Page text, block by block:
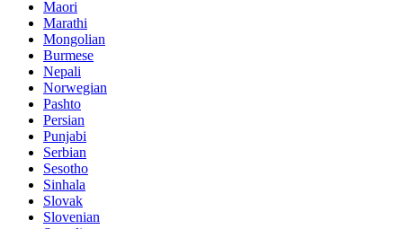
Maori
Marathi
Mongolian
Burmese
Nepali
Norwegian
Pashto
Persian
Punjabi
Serbian
Sesotho
Sinhala
Slovak
Slovenian